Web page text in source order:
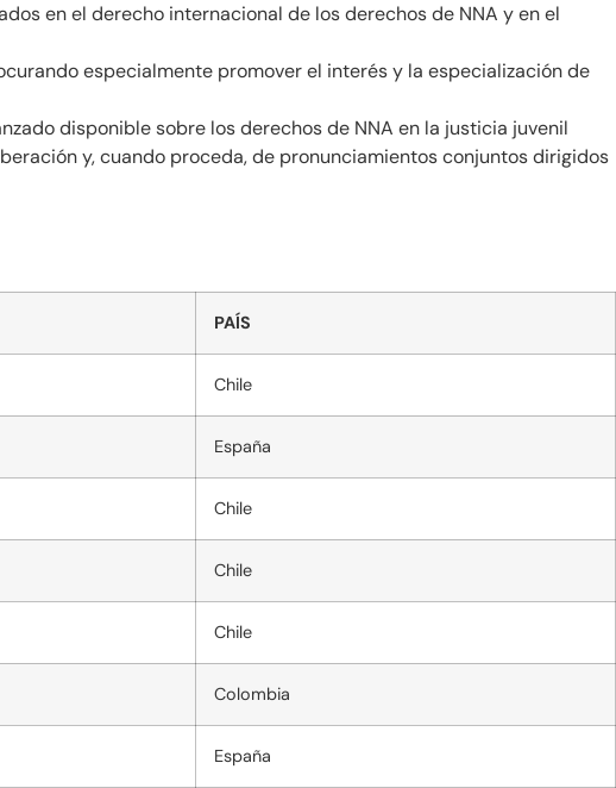
en el derecho internacional de los derechos de NNA y en el
especialmente promover el interés y la especialización de
disponible sobre los derechos de NNA en la justicia juvenil
y, cuando proceda, de pronunciamientos conjuntos dirigidos
PAÍS
Chile
España
Chile
Chile
Chile
Colombia
España